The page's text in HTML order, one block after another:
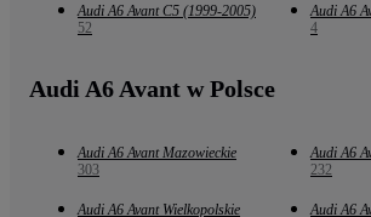
Audi A6 Avant C5 (1999-2005)
52
Audi A6
4
Audi A6 Avant w Polsce
Audi A6 Avant Mazowieckie
303
Audi A6
232
Audi A6 Avant Wielkopolskie Audi A6